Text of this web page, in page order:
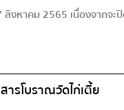
หาคม 2565 เนื่องจากจะ
รโบราณวัดไก่เตี้ย